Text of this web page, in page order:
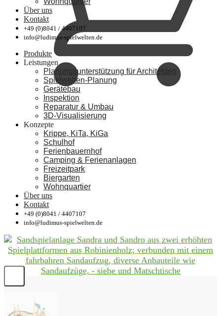
Über uns
Kontakt
+49 (0)8041 / 4407107
info@ludimus-spielwelten.de
Produkte
Leistungen
Planungsunterstützung für Architekten
Spielwelten-Planung
Gerätebau
Inspektion
Reparatur & Umbau
3D-Visualisierung
Konzepte
Krippe, KiTa, KiGa
Schulhof
Ferienbauernhof
Camping & Ferienanlagen
Freizeitpark
Biergarten
Wohnquartier
Über uns
Kontakt
+49 (0)8041 / 4407107
info@ludimus-spielwelten.de